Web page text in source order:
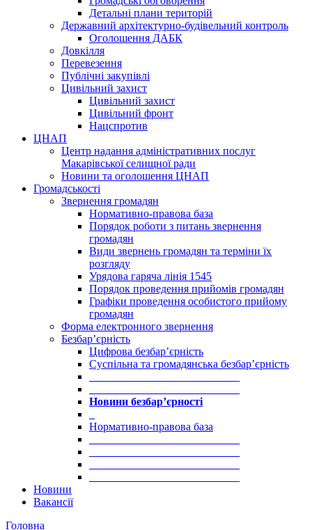
Детальні плани територій
Державний архітектурно-будівельний контроль
Оголошення ДАБК
Довкілля
Перевезення
Публічні закупівлі
Цивільний захист
Цивільний захист
Цивільний фронт
Нацспротив
ЦНАП
Центр надання адміністративних послуг
Макарівської селищної ради
Новини та оголошення ЦНАП
Громадськості
Звернення громадян
Нормативно-правова база
Порядок роботи з питань звернення
громадян
Види звернень громадян та терміни їх
розгляду
Урядова гаряча лінія 1545
Порядок проведення прийомів громадян
Графіки проведення особистого прийому
громадян
Форма електронного звернення
Безбар’єрність
Цифрова безбар’єрність
Суспільна та громадянська безбар’єрність
Новини безбар’єрності
Нормативно-правова база
Новини
Вакансії
Головна